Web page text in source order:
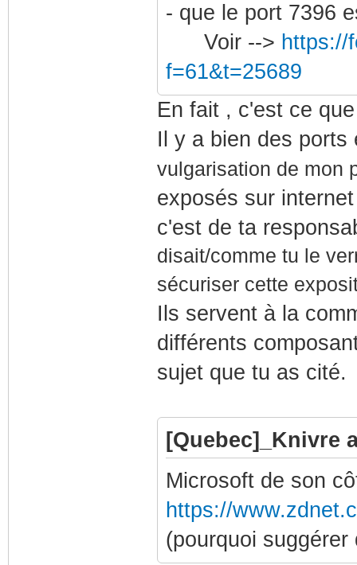
- que le port 7396
Voir --> https://
f=61&t=25689
En fait , c'est ce
Il y a bien des
vulgarisation de mon
exposés sur
c'est de ta
disait/comme tu le
sécuriser cette
Ils servent à la
différents
sujet que tu as cité.
[Quebec]_Knivre
Microsoft de son
https://
(pourquoi